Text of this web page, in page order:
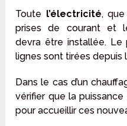
Toute l’électricité,
prises de courant et
devra être installée. Le
lignes sont tirées depuis
Dans le cas d’un
vérifier que la
pour accueillir ces